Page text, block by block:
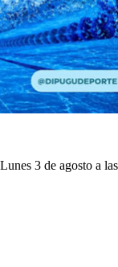
3 de agosto a las